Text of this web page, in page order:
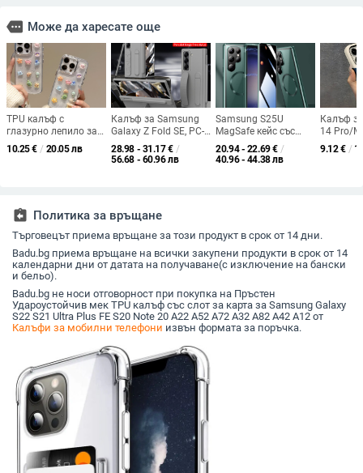
more Може да харесате още
TPU калъф с
глазурно лепило за
iPhone 13 Pro Max и
iPhone 14 Pro Max —
10.25€ / 20.05 лв
Калъф за Samsung
Galaxy Z Fold SE, PC-
инжекционно
формован,
интегриран
28.98 - 31.17€ /
56.68 - 60.96 лв
Samsung S25U
MagSafe кейс със
стъкло и метална
конструкция,
20.94 - 22.69€ /
40.96 - 44.38 лв
Калъф
14 Pro/
печат
9.12€ /
assignment_return Политика за връщане
Търговецът приема връщане за този продукт в срок от 14 дни.
Badu.bg приема връщане на всички закупени продукти в срок от 14
календарни дни от датата на получаване(с изключение на бански
и бельо).
Badu.bg не носи отговорност при покупка на Пръстен
Удароустойчив мек TPU калъф със слот за карта за Samsung Galaxy
S22 S21 Ultra Plus FE S20 Note 20 A22 A52 A72 A32 A82 A42 A12 от
Калъфи за мобилни телефони извън формата за поръчка.